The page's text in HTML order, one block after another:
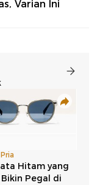
Varian Ini